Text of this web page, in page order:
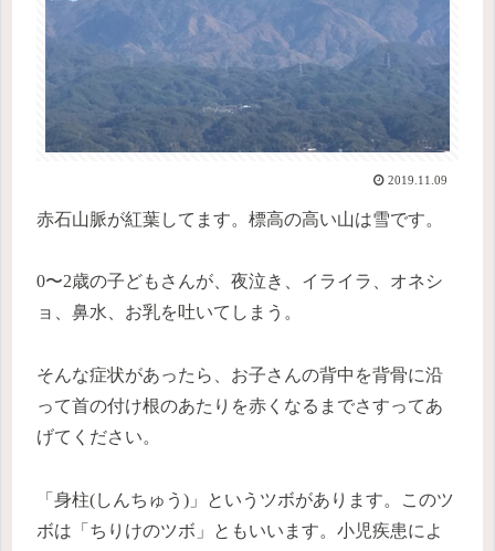
2019.11.09
赤石山脈が紅葉してます。標高の高い山は雪です。
0〜2歳の子どもさんが、夜泣き、イライラ、オネシ
ョ、鼻水、お乳を吐いてしまう。
そんな症状があったら、お子さんの背中を背骨に沿
って首の付け根のあたりを赤くなるまでさすってあ
げてください。
「身柱(しんちゅう)」というツボがあります。このツ
ボは「ちりけのツボ」ともいいます。小児疾患によ